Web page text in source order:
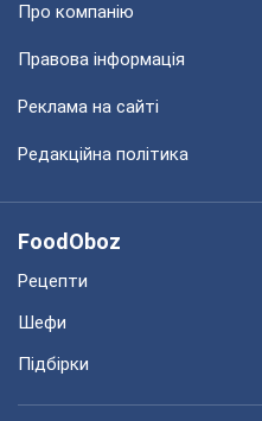
Про компанію
Правова інформація
Реклама на сайті
Редакційна політика
FoodOboz
Рецепти
Шефи
Підбірки